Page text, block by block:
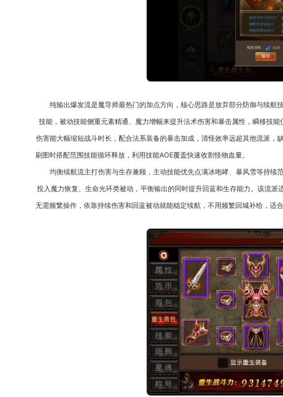
纯输出爆发流是魔导师最热门的加点方向，核心思路是放弃部分防御与续
技能，被动技能侧重元素精通、魔力增幅来提升法术伤害和暴击属性，瞬移技
伤害能大幅缩短战斗时长，配合法系装备的暴击加成，清怪效率远超其他流派，
刷图时搭配范围技能循环释放，利用技能AOE覆盖快速收割怪物血量。
均衡续航流主打伤害与生存兼顾，主动技能优先点满冰咆哮、暴风雪等持
投入魔力恢复、生命光环类被动，平衡输出的同时提升回蓝和生存能力。该流
无需频繁操作，依靠持续伤害和回蓝被动就能稳定续航，不用频繁回城补给，适